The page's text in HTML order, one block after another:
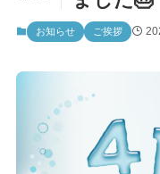
お知らせ ご挨拶